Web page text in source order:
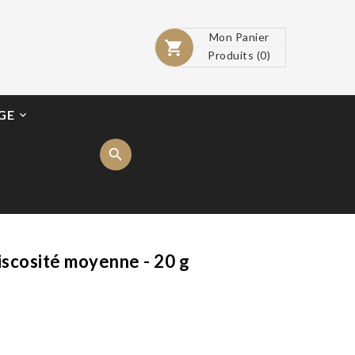

Mon Panier
Produits (0)

moyenne - 20 g